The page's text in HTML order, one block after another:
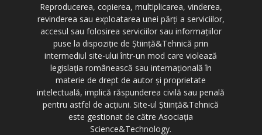
Reproducerea, copierea, multiplicarea, vinderea,
revinderea sau exploatarea unei părți a serviciilor,
accesul sau folosirea serviciilor sau informațiilor
puse la dispoziție de Știință&Tehnică prin
intermediul site-ului într-un mod care violează
legislația românească sau internațională în
materie de drept de autor și proprietate
intelectuală, implică răspunderea civilă sau penală
pentru astfel de acțiuni. Site-ul Știință&Tehnică
este gestionat de către Asociația
Science&Technology.